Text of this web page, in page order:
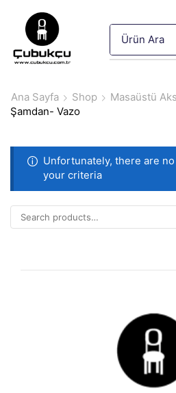
Ana Sayfa Shop
Masaüstü
Şamdan- Vazo
Unfortunately, there are
your criteria